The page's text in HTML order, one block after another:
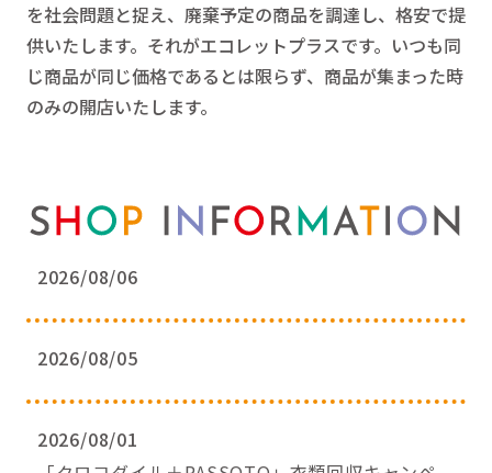
を社会問題と捉え、廃棄予定の商品を調達し、格安で提
供いたします。それがエコレットプラスです。いつも同
じ商品が同じ価格であるとは限らず、商品が集まった時
のみの開店いたします。
2026/08/06
2026/08/05
2026/08/01